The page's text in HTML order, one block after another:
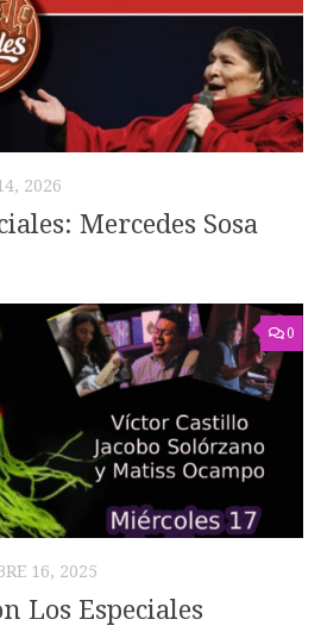
2026
Mercedes Sosa
0
16, 2025
Los Especiales